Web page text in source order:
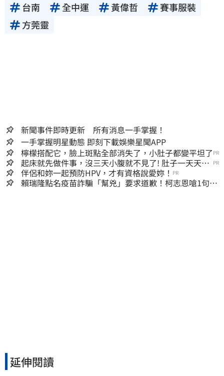
台南 全中運 黃偉哲
賽事服裝
方莞靈
新聞事件即時更新 所有消息一手掌握！
一手掌握明星動態 即刻下載娛樂星聞APP
檸檬搭配它，臉上斑點全部消失了，小肚子都變平坦了 PR
起床就先做件事，沒三天小腹就不見了! 肚子一天天變
小！
PR
伴侶和妳一起預防HPV，才有資格說愛妳！ PR
賴瑞隆點名疫苗詐騙「幫兇」要求道歉！柯志恩嗆1句被
延伸閱讀